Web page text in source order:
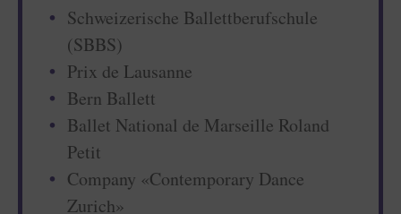
Schweizerische Ballettberufschule
(SBBS)
Prix de Lausanne
Bern Ballett
Ballet National de Marseille Roland
Petit
Company «Contemporary Dance
Zurich»